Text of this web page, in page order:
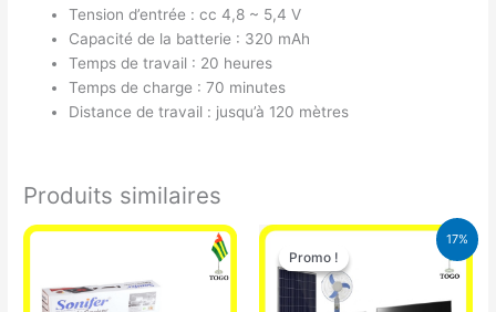
Tension d’entrée : cc 4,8 ~ 5,4 V
Capacité de la batterie : 320 mAh
Temps de travail : 20 heures
Temps de charge : 70 minutes
Distance de travail : jusqu’à 120 mètres
Produits similaires
17%
Promo !
Promo !
Le
initial
était :
430.000 CFA.
Le
prix
actuel
355.000